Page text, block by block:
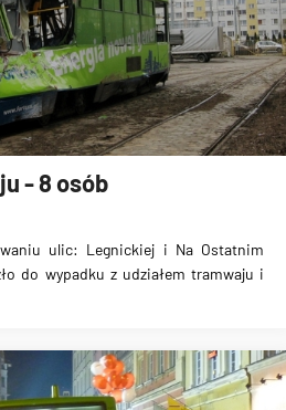
- 8 osób
ulic: Legnickiej i Na Ostatnim
do wypadku z udziałem tramwaju i